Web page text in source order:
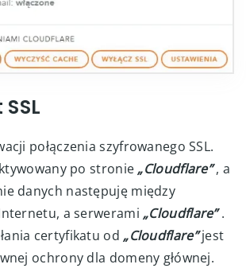
połączenia szyfrowanego SSL.
po stronie „Cloudflare”, a
danych następuję między
a serwerami „Cloudflare”.
certyfikatu od „Cloudflare”jest
ochrony dla domeny głównej.